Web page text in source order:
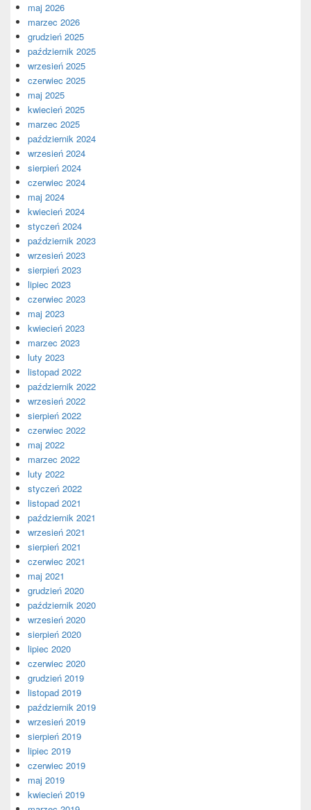
maj 2026
marzec 2026
grudzień 2025
październik 2025
wrzesień 2025
czerwiec 2025
maj 2025
kwiecień 2025
marzec 2025
październik 2024
wrzesień 2024
sierpień 2024
czerwiec 2024
maj 2024
kwiecień 2024
styczeń 2024
październik 2023
wrzesień 2023
sierpień 2023
lipiec 2023
czerwiec 2023
maj 2023
kwiecień 2023
marzec 2023
luty 2023
listopad 2022
październik 2022
wrzesień 2022
sierpień 2022
czerwiec 2022
maj 2022
marzec 2022
luty 2022
styczeń 2022
listopad 2021
październik 2021
wrzesień 2021
sierpień 2021
czerwiec 2021
maj 2021
grudzień 2020
październik 2020
wrzesień 2020
sierpień 2020
lipiec 2020
czerwiec 2020
grudzień 2019
listopad 2019
październik 2019
wrzesień 2019
sierpień 2019
lipiec 2019
czerwiec 2019
maj 2019
kwiecień 2019